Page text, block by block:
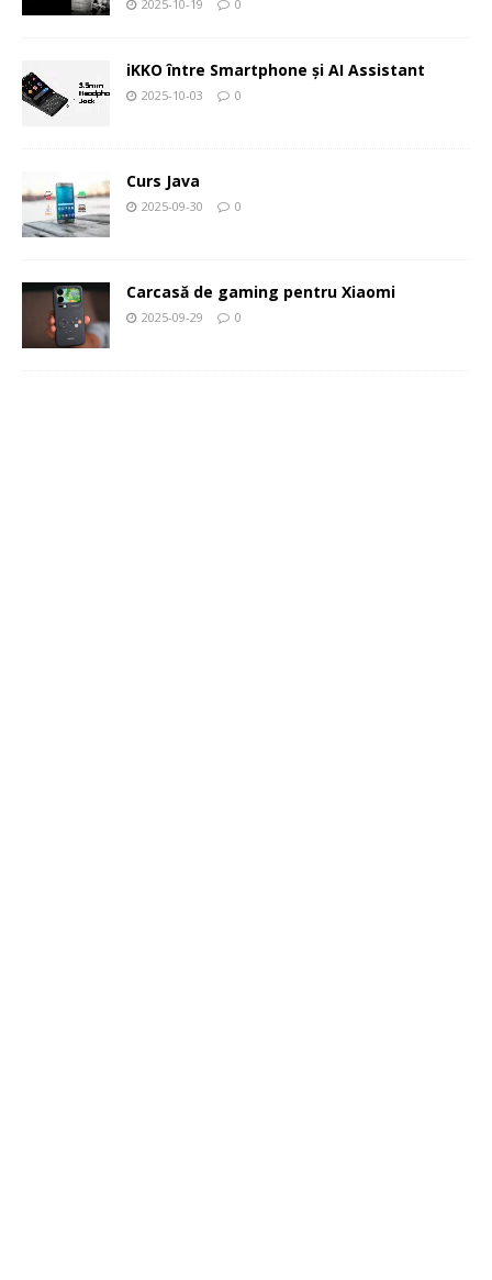
2025-10-19 0
iKKO între Smartphone și AI Assistant
2025-10-03 0
Curs Java
2025-09-30 0
Carcasă de gaming pentru Xiaomi
2025-09-29 0